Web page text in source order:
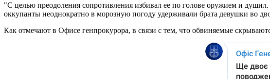
"С целью преодоления сопротивления избивал ее по голове оружием и
оккупанты неоднократно в морозную погоду удерживали брата девушки во
Как отмечают в Офисе генпрокурора, в связи с тем, что обвиняемые